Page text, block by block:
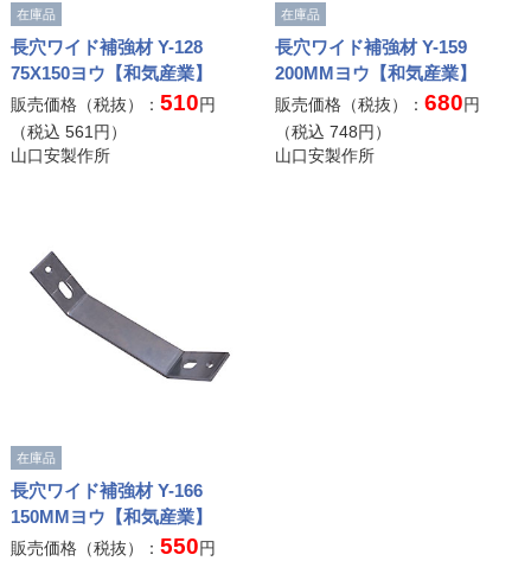
在庫品
長穴ワイド補強材 Y-128
75X150ヨウ【和気産業】
販売価格（税抜）： 510円
（税込 561 円）
山口安製作所
在庫品
長穴ワイド補強材 Y-159
200MMヨウ【和気産業】
販売価格（税抜）：680円
（税込748円）
山口安製作所
在庫品
長穴ワイド補強材 Y-166
150MMヨウ【和気産業】
販売価格（税抜）： 550円